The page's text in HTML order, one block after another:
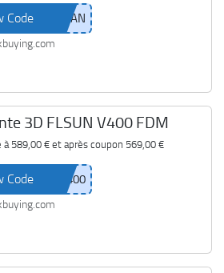
Code
3D FLSUN V400 FDM
à 589,00 €et après coupon 569,00 €
Code